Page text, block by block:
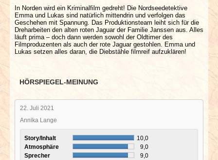
In Norden wird ein Kriminalfilm gedreht! Die Nordseedetektive
Emma und Lukas sind natürlich mittendrin und verfolgen das
Geschehen mit Spannung. Das Produktionsteam leiht sich für die
Dreharbeiten den alten roten Jaguar der Familie Janssen aus. Alles
läuft prima – doch dann werden sowohl der Oldtimer des
Filmproduzenten als auch der rote Jaguar gestohlen. Emma und
Lukas setzen alles daran, die Diebstähle filmreif aufzuklären!
HÖRSPIEGEL-MEINUNG
22. Juli 2021
Annika Lange
Story/Inhalt
10,0
Atmosphäre
9,0
Sprecher
9,0